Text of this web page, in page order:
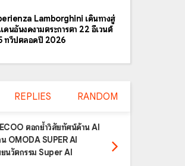
Lamborghini เดินทางสู่
ดนอันงดงามตระการตา 22 อีเวนต์
ทวีปตลอดปี 2026
REPLIES RANDOM
ตอกย้ำวิสัยทัศน์ด้าน AI
OMODA SUPER AI
นวัตกรรม Super AI